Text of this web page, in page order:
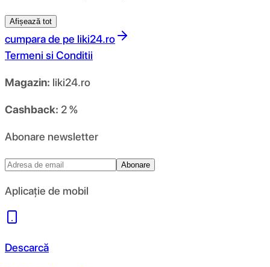
Afișează tot
cumpara de pe liki24.ro
Termeni si Conditii
Magazin: liki24.ro
Cashback: 2 %
Abonare newsletter
Abonare
Aplicație de mobil
Descarcă